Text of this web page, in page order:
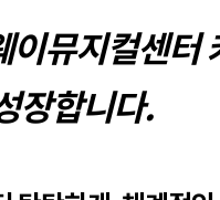
이뮤지컬센터
장합니다.